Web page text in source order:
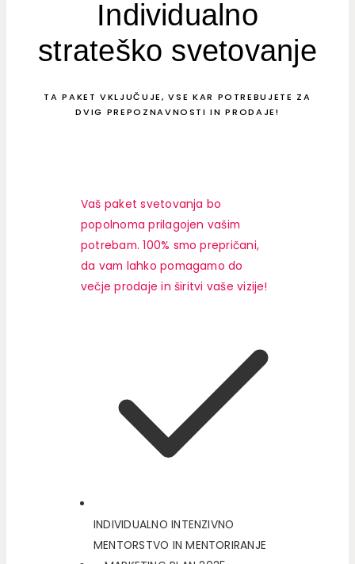
Individualno
strateško svetovanje
TA PAKET VKLJUČUJE, VSE KAR POTREBUJETE ZA
DVIG PREPOZNAVNOSTI IN PRODAJE!
Vaš paket svetovanja bo
popolnoma prilagojen vašim
potrebam. 100% smo prepričani,
da vam lahko pomagamo do
večje prodaje in širitvi vaše vizije!
INDIVIDUALNO INTENZIVNO
MENTORSTVO IN MENTORIRANJE